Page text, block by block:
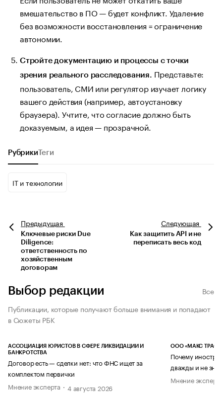
вмешательство в ПО — будет конфликт. Удаление
без возможности восстановления = ограничение
автономии.
Стройте документацию и процессы с точки
зрения реального расследования. Представьте:
пользователь, СМИ или регулятор изучает логику
вашего действия (например, автоустановку
браузера). Учтите, что согласие должно быть
доказуемым, а идея — прозрачной.
Рубрики Теги
IT и технологии
Предыдущая
Ключевые риски Due
Diligence:
ответственность по
хозяйственным
договорам
Следующая
Как защитить API и не
переписать весь код
Выбор редакции
Все
Публикации, которые получают больше внимания и попадают
в Сюжеты РБК
АССОЦИАЦИЯ ЮРИСТОВ В СФЕРЕ ЛИКВИДАЦИИ И
БАНКРОТСТВА
Договор есть — сделки нет: что ФНС ищет за
комплектом первички
Мнение эксперта
4 августа 2026
ООО «МАКС ТРАСТ»
Почему
дважды и не
Мнение